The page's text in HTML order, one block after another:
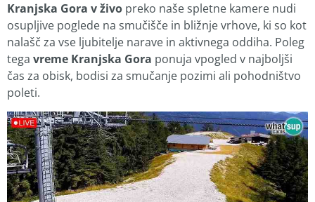
Kranjska Gora v živo preko naše spletne kamere nudi
osupljive poglede na smučišče in bližnje vrhove, ki so kot
nalašč za vse ljubitelje narave in aktivnega oddiha. Poleg
tega vreme Kranjska Gora ponuja vpogled v najboljši
čas za obisk, bodisi za smučanje pozimi ali pohodništvo
poleti.